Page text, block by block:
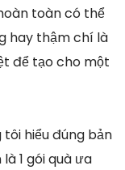
toàn có thể
hay thậm chí là
để tạo cho một
tôi hiểu đúng bản
1 gói quà ưa